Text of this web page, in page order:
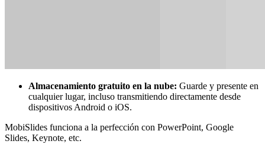
Almacenamiento gratuito en la nube: Guarde y presente en
cualquier lugar, incluso transmitiendo directamente desde
dispositivos Android o iOS.
MobiSlides funciona a la perfección con PowerPoint, Google
Slides, Keynote, etc.